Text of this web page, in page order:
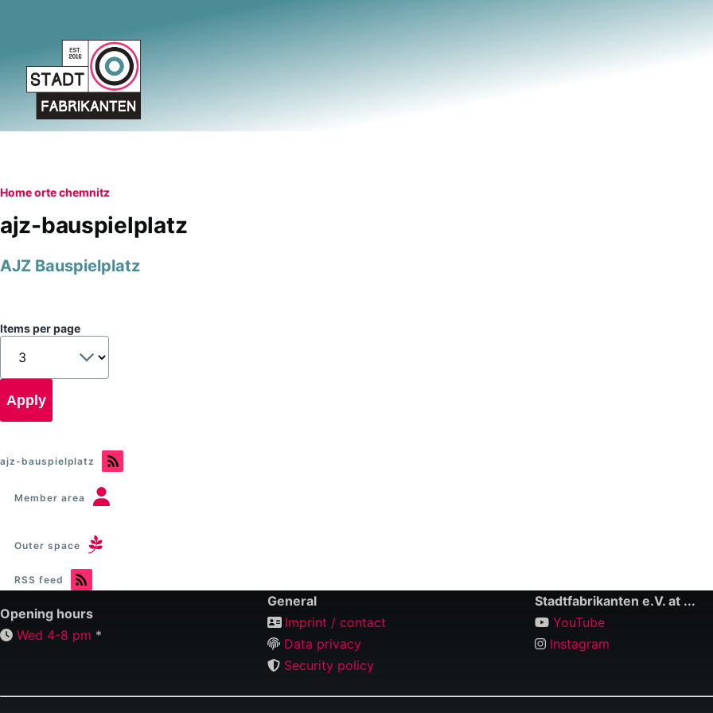
Breadcrumb
Homeortechemnitz
ajz-bauspielplatz
AJZ Bauspielplatz
Items per page
ajz-bauspielplatz
Member area
Outer space
RSS feed
Opening hours
Wed 4-8 pm *
General
Imprint / contact
Data privacy
Security policy
Stadtfabrikanten e.V. at ...
YouTube
Instagram